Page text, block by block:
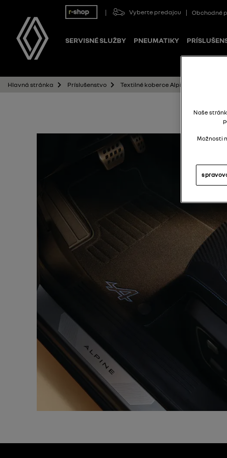
Vyberte predajcu Obchodné
SERVISNÉ SLUŽBY PNEUMATIKY
Hlavná stránka Príslušenstvo Textilné koberce Alpine – sada 4
Naše
Možnosti